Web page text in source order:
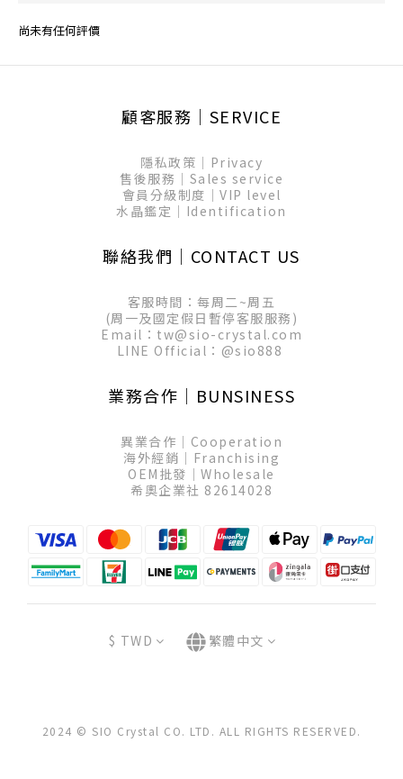
尚未有任何評價
顧客服務│SERVICE
隱私政策│Privacy
售後服務│Sales service
會員分級制度│VIP level
水晶鑑定│Identification
聯絡我們│CONTACT US
客服時間：每周二~周五
(周一及國定假日暫停客服服務)
Email：tw@sio-crystal.com
LINE Official： @sio888
業務合作│BUNSINESS
異業合作│Cooperation
海外經銷│Franchising
OEM批發│Wholesale
希奧企業社 82614028
$ TWD 繁體中文
2024 © SIO Crystal CO. LTD. ALL RIGHTS RESERVED.